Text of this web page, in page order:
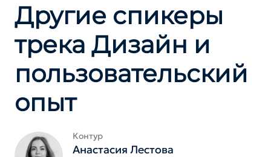
Другие спикеры
трека Дизайн и
пользователь­ский
опыт
Контур
Анастасия Лестова